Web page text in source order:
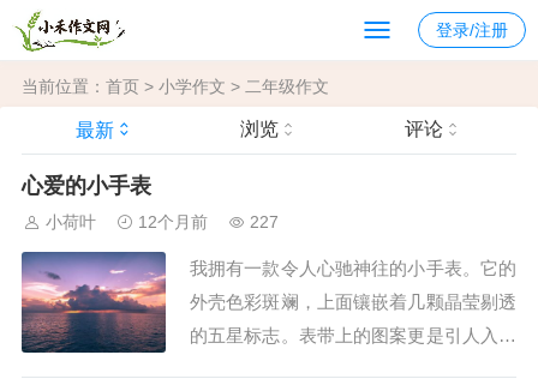
登录/注册
当前位置： 首页 > 小学作文 > 二年级作文
最新 浏览 评论
心爱的小手表
小荷叶 12个月前 227
我拥有一款令人心驰神往的小手表。它的
外壳色彩斑斓，上面镶嵌着几颗晶莹剔透
的五星标志。表带上的图案更是引人入胜